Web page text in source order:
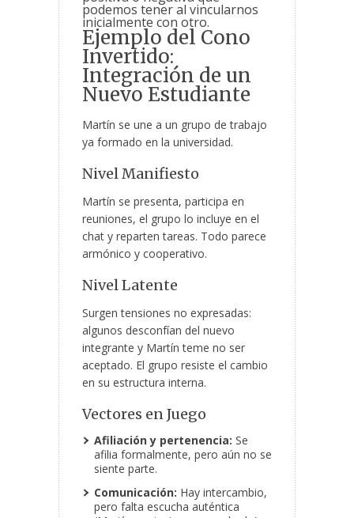
podemos tener al vincularnos
inicialmente con otro.
Ejemplo del Cono
Invertido:
Integración de un
Nuevo Estudiante
Martín se une a un grupo de trabajo
ya formado en la universidad.
Nivel Manifiesto
Martín se presenta, participa en
reuniones, el grupo lo incluye en el
chat y reparten tareas. Todo parece
armónico y cooperativo.
Nivel Latente
Surgen tensiones no expresadas:
algunos desconfían del nuevo
integrante y Martín teme no ser
aceptado. El grupo resiste el cambio
en su estructura interna.
Vectores en Juego
Afiliación y pertenencia: Se
afilia formalmente, pero aún no se
siente parte.
Comunicación: Hay intercambio,
pero falta escucha auténtica